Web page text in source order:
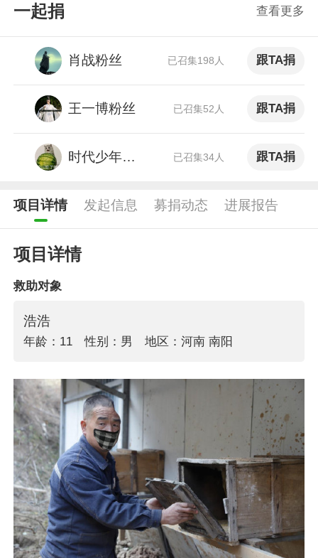
查看更多
一起捐
肖战粉丝 已召集198人 跟TA捐
王一博粉丝 已召集52人 跟TA捐
时代少年团粉丝 已召集34人 跟TA捐
项目详情 发起信息 募捐动态 进展报告
项目详情
救助对象
浩浩
年龄：11 性别：男 地区：河南 南阳